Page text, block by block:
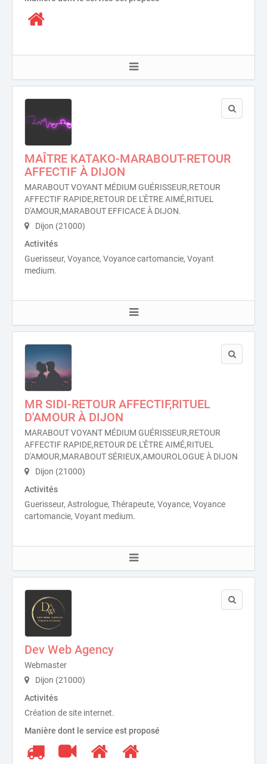
MAÎTRE KATAKO-MARABOUT-RETOUR
AFFECTIF À DIJON
MARABOUT VOYANT MÉDIUM GUÉRISSEUR,RETOUR
AFFECTIF RAPIDE,RETOUR DE L'ÊTRE AIMÉ,RITUEL
D'AMOUR,MARABOUT EFFICACE À DIJON.
Dijon (21000)
Activités
Guerisseur, Voyance, Voyance cartomancie, Voyant
medium.
MR SIDI-RETOUR AFFECTIF,RITUEL
D'AMOUR À DIJON
MARABOUT VOYANT MÉDIUM GUÉRISSEUR,RETOUR
AFFECTIF RAPIDE,RETOUR DE L'ÊTRE AIMÉ,RITUEL
D'AMOUR,MARABOUT SÉRIEUX,AMOUROLOGUE À DIJON
Dijon (21000)
Activités
Guerisseur, Astrologue, Thérapeute, Voyance, Voyance
cartomancie, Voyant medium.
Dev Web Agency
Webmaster
Dijon (21000)
Activités
Création de site internet.
Manière dont le service est proposé